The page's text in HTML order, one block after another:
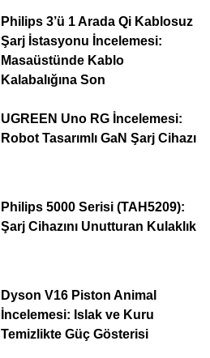
Philips 3’ü 1 Arada Qi Kablosuz
Şarj İstasyonu İncelemesi:
Masaüstünde Kablo
Kalabalığına Son
UGREEN Uno RG İncelemesi:
Robot Tasarımlı GaN Şarj Cihazı
Philips 5000 Serisi (TAH5209):
Şarj Cihazını Unutturan Kulaklık
Dyson V16 Piston Animal
İncelemesi: Islak ve Kuru
Temizlikte Güç Gösterisi